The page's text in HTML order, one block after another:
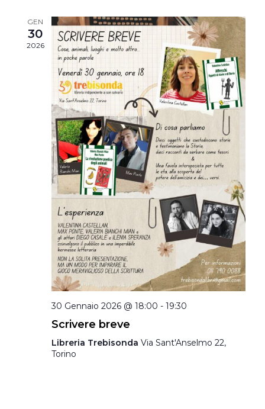
GEN
30
2026
30 Gennaio 2026 @ 18:00 - 19:30
Scrivere breve
Libreria Trebisonda Via Sant'Anselmo 22,
Torino